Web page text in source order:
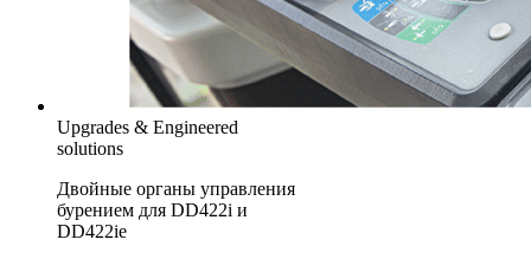
Upgrades & Engineered
solutions
Двойные органы управления
бурением для DD422i и
DD422ie